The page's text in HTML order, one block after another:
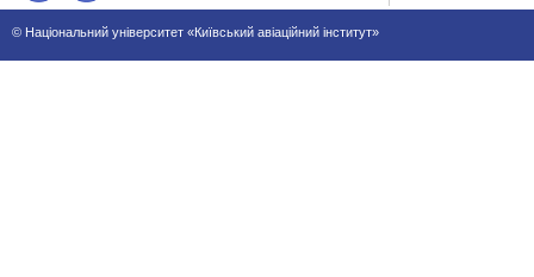
© Національний університет «Київський авіаційний інститут»